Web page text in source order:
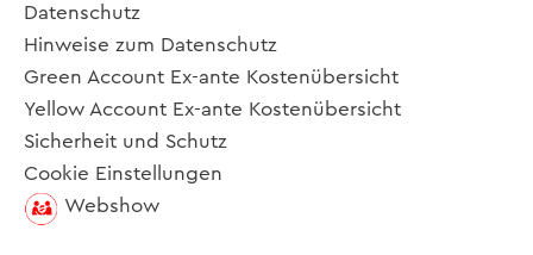
Datenschutz
Hinweise zum Datenschutz
Green Account Ex-ante Kostenübersicht
Yellow Account Ex-ante Kostenübersicht
Sicherheit und Schutz
Cookie Einstellungen
Webshow